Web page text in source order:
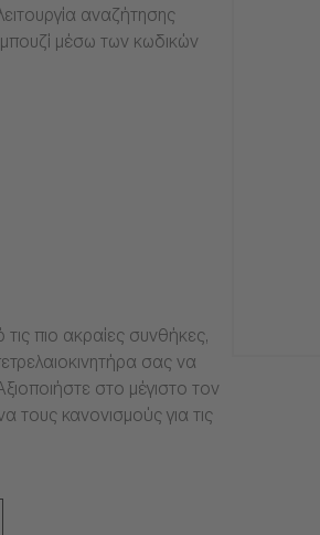
αναζήτησης
μέσω των κωδικών
πιο ακραίες συνθήκες,
σας να
στο μέγιστο τον
τους κανονισμούς για τις